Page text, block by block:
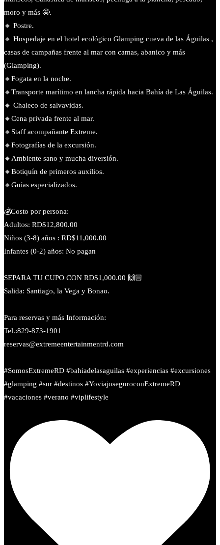
moro y más 🤩.
🔸 Postre.
🔸 Hospedaje en el hotel ecológico Glamping cueva de las Águilas ,
casas de campañas frente al mar con camas, abanico y más
(Glamping).
🔸Fogata en la noche.
🔸️Transporte marítimo en lancha rápida hacia Bahía de Las Águilas.
🔸 Chaleco de salvavidas.
🔸️Cena privada frente al mar.
🔸️Staff acompañante Extreme.
🔸️Fotografías de la excursión.
🔸️Ambiente sano y mucha diversión.
🔸️Botiquín de primeros auxilios.
🔸️Guías especializados.
💰Costo por persona:
Adultos: RD$12,800.00
Niños (3-8) años : RD$11,000.00
Infantes (0-2) años: No pagan
SEPARA TU CUPO CON RD$1,000.00 🙌🏻
Salida: Santiago, la Vega y Bonao.
Para reservas y más Información:
Tel.:829-873-1901
reservas@extremeentertainmentrd.com
#SomosExtremeRD #bahiadelasaguilas #experiencias #excursiones
#glamping #sur #destinos #YoviajoseguroconExtremeRD
#vacaciones #verano #viplifestyle